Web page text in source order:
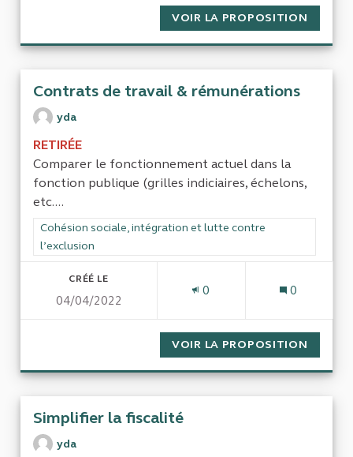
VOIR LA PROPOSITION
Contrats de travail & rémunérations
yda
RETIRÉE
Comparer le fonctionnement actuel dans la
fonction publique (grilles indiciaires, échelons,
etc....
Filtrer les résultats de la catégorie : Cohésion sociale,
Cohésion sociale, intégration et lutte contre
l’exclusion
CRÉÉ LE
04/04/2022
0 0
VOIR LA PROPOSITION
Simplifier la fiscalité
yda